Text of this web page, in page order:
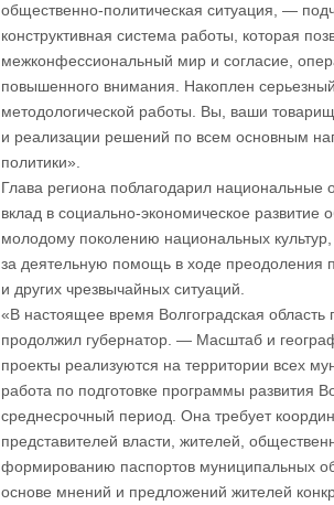
общественно-политическая ситуация, —
конструктивная система работы, которая
межконфессиональный мир и согласие,
повышенного внимания. Накоплен
методологической работы. Вы, ваши
и реализации решений по всем основным
политики».
Глава региона поблагодарил национальные
вклад в социально-экономическое
молодому поколению национальных
за деятельную помощь в ходе преодоления
и других чрезвычайных ситуаций.
«В настоящее время Волгоградская
продолжил губернатор. — Масштаб и
проекты реализуются на территории всех
работа по подготовке программы развития
среднесрочный период. Она требует
представителей власти, жителей,
формированию паспортов муниципальных
основе мнений и предложений жителей